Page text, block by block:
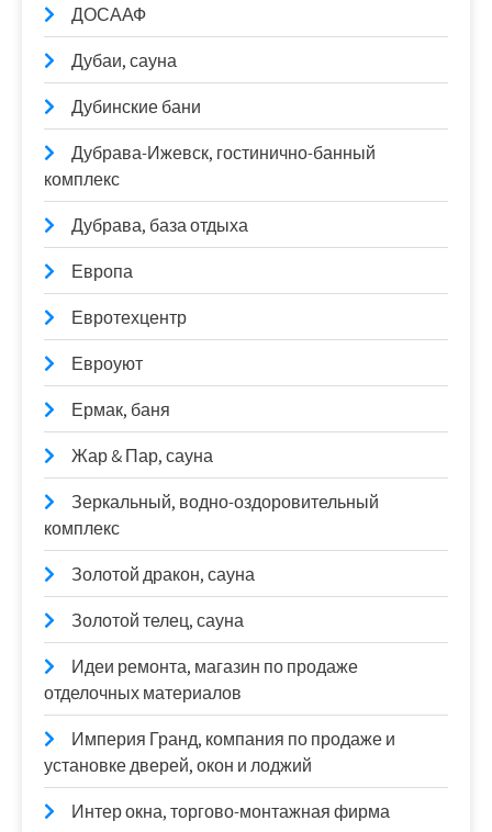
ДОСААФ
Дубаи, сауна
Дубинские бани
Дубрава-Ижевск, гостинично-банный
комплекс
Дубрава, база отдыха
Европа
Евротехцентр
Евроуют
Ермак, баня
Жар & Пар, сауна
Зеркальный, водно-оздоровительный
комплекс
Золотой дракон, сауна
Золотой телец, сауна
Идеи ремонта, магазин по продаже
отделочных материалов
Империя Гранд, компания по продаже и
установке дверей, окон и лоджий
Интер окна, торгово-монтажная фирма